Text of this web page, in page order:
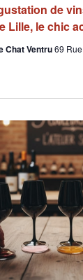
de
Lille, le chic
Chat Ventru69